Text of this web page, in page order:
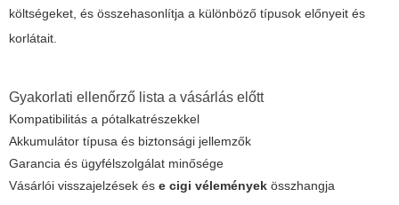
költségeket, és összehasonlítja a különböző típusok előnyeit és
korlátait.
Gyakorlati ellenőrző lista a vásárlás előtt
Kompatibilitás a pótalkatrészekkel
Akkumulátor típusa és biztonsági jellemzők
Garancia és ügyfélszolgálat minősége
Vásárlói visszajelzések és e cigi vélemények összhangja